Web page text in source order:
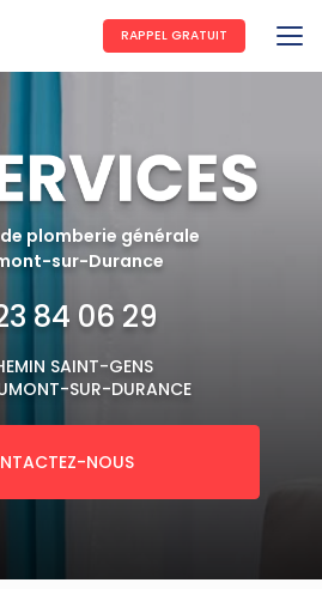
RAPPEL GRATUIT
plomberie générale
sur-Durance
84 06 29
SAINT-GENS
SUR-DURANCE
NOUS